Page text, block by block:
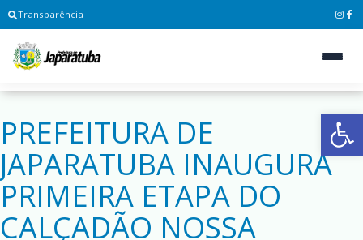
Transparência
PREFEITURA DE
JAPARATUBA INAUGURA
PRIMEIRA ETAPA DO
CALÇADÃO NOSSA